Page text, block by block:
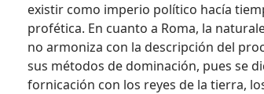
existir como imperio político hacía
profética. En cuanto a Roma, la
no armoniza con la descripción del
sus métodos de dominación, pues se
fornicación con los reyes de la tierra,